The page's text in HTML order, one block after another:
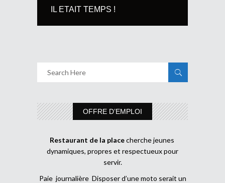
IL ETAIT TEMPS !
OFFRE D’EMPLOI
Restaurant de la placecherche jeunes
dynamiques, propres et respectueux pour
servir.
Paie journalière Disposer d’une moto serait un